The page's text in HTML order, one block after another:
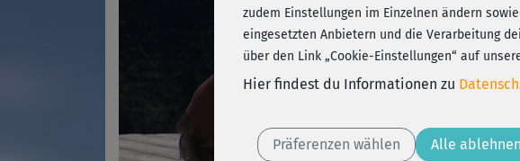
zudem Einstellungen im Einzelnen ändern
eingesetzten Anbietern und die Verarbeitung
über den Link „Cookie-Einstellungen“ auf
Hier findest du Informationen zu
Präferenzen wählen Alle ablehnen